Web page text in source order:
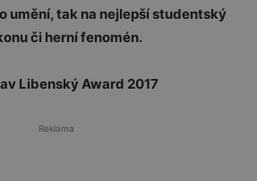
umění, tak na nejlepší studentský
či herní fenomén.
Libenský Award 2017
Reklama